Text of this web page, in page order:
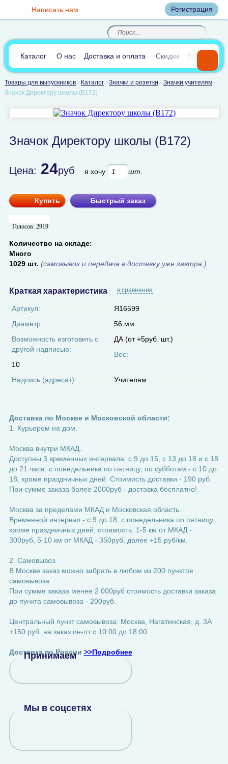
Регистрация
8(812)385-66-65
8(905) 700-70-04
По России звонок
бесплатный
(круглосуточно)
Написать нам
В сравнении:0
Каталог О нас Доставка и оплата Скидки Вопросы и
Товары для выпускников- Каталог- Значки и розетки - Значки учителям-
Значок Директору школы (В172)
Значок Директору школы (В172)
Цена: 24руб я хочу шт.
Купить Быстрый заказ
Голосов: 2919
Количество на складе:
Много
1029 шт. (самовывоз и передача в доставку уже завтра.)
Краткая характеристика в сравнение
Артикул:
Я16599
Диаметр:
56 мм
Возможность изготовить с
другой надписью:
ДА (от +5руб. шт.)
Вес:
10
Надпись (адресат):
Учителям
Доставка по Москве и Московской области:
1. Курьером на дом.
Москва внутри МКАД.
Доступны 3 временных интервала: с 9 до 15, с 13 до 18 и с 18
до 21 часа, с понедельника по пятницу, по субботам - с 10 до
18, кроме праздничных дней. Стоимость доставки - 190 руб.
При сумме заказа более 2000руб - доставка бесплатно!
Москва за пределами МКАД и Московская область.
Временной интервал - с 9 до 18, с понедельника по пятницу,
кроме праздничных дней, стоимость: 1-5 км от МКАД -
300руб, 5-10 км от МКАД - 350руб, далее +15 руб/км.
2. Самовывоз.
В Москве заказ можно забрать в любом из 200 пунктов
самовывоза
При сумме заказа менее 2 000руб стоимость доставки заказа
до пункта самовывоза - 200руб.
Центральный пункт самовывоза: Москва, Нагатинская, д. 3А
+150 руб. на заказ пн-пт с 10:00 до 18:00
Доставка по России >>Подробнее
Принимаем
Мы в соцсетях